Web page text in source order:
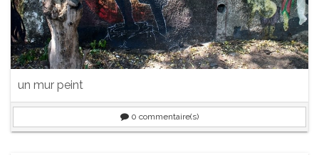
un mur peint
0 commentaire(s)